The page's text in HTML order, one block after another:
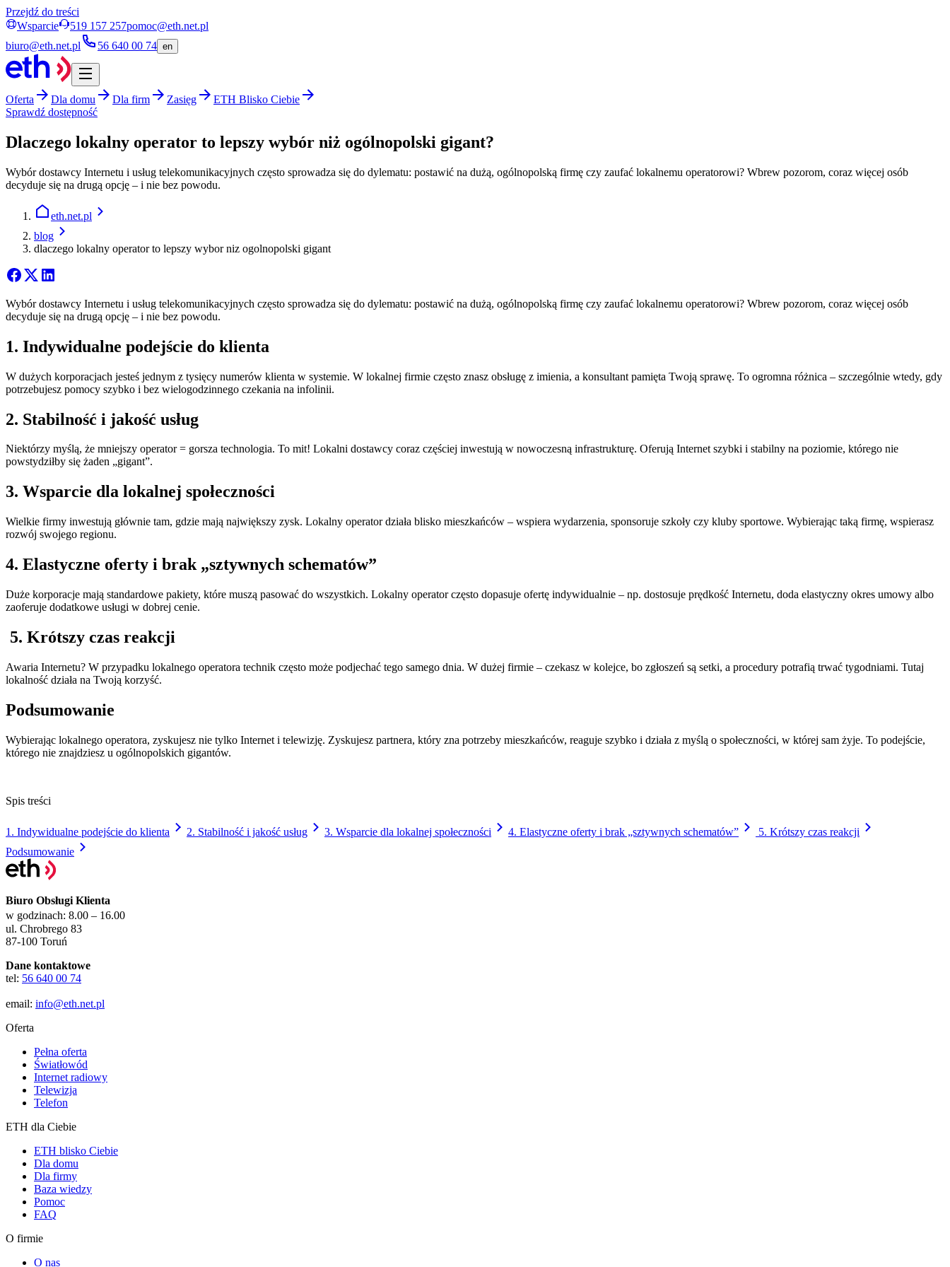
Przejdź do treści
Wsparcie
519 157 257pomoc@eth.net.pl
biuro@eth.net.pl
56 640 00 74 en
Oferta Dla domu Dla firm Zasięg
ETH Blisko Ciebie
Sprawdź dostępność
Dlaczego lokalny operator to lepszy wybór niż ogólnopolski gigant?
Wybór dostawcy Internetu i usług telekomunikacyjnych często sprowadza się do dylematu: postawić na dużą, ogólnopolską firmę czy zaufać lokalnemu operatorowi? Wbrew pozorom, coraz więcej osób
decyduje się na drugą opcję – i nie bez powodu.
eth.net.pl
blog
dlaczego lokalny operator to lepszy wybor niz ogolnopolski gigant
Wybór dostawcy Internetu i usług telekomunikacyjnych często sprowadza się do dylematu: postawić na dużą, ogólnopolską firmę czy zaufać lokalnemu operatorowi? Wbrew pozorom, coraz więcej osób
decyduje się na drugą opcję – i nie bez powodu.
1. Indywidualne podejście do klienta
W dużych korporacjach jesteś jednym z tysięcy numerów klienta w systemie. W lokalnej firmie często znasz obsługę z imienia, a konsultant pamięta Twoją sprawę. To ogromna różnica – szczególnie wtedy, gdy
potrzebujesz pomocy szybko i bez wielogodzinnego czekania na infolinii.
2. Stabilność i jakość usług
Niektórzy myślą, że mniejszy operator = gorsza technologia. To mit! Lokalni dostawcy coraz częściej inwestują w nowoczesną infrastrukturę. Oferują Internet szybki i stabilny na poziomie, którego nie
powstydziłby się żaden „gigant”.
3. Wsparcie dla lokalnej społeczności
Wielkie firmy inwestują głównie tam, gdzie mają największy zysk. Lokalny operator działa blisko mieszkańców – wspiera wydarzenia, sponsoruje szkoły czy kluby sportowe. Wybierając taką firmę, wspierasz
rozwój swojego regionu.
4. Elastyczne oferty i brak „sztywnych schematów”
Duże korporacje mają standardowe pakiety, które muszą pasować do wszystkich. Lokalny operator często dopasuje ofertę indywidualnie – np. dostosuje prędkość Internetu, doda elastyczny okres umowy albo
zaoferuje dodatkowe usługi w dobrej cenie.
5. Krótszy czas reakcji
Awaria Internetu? W przypadku lokalnego operatora technik często może podjechać tego samego dnia. W dużej firmie – czekasz w kolejce, bo zgłoszeń są setki, a procedury potrafią trwać tygodniami. Tutaj
lokalność działa na Twoją korzyść.
Podsumowanie
Wybierając lokalnego operatora, zyskujesz nie tylko Internet i telewizję. Zyskujesz partnera, który zna potrzeby mieszkańców, reaguje szybko i działa z myślą o społeczności, w której sam żyje. To podejście,
którego nie znajdziesz u ogólnopolskich gigantów.
Spis treści
1. Indywidualne podejście do klienta 2. Stabilność i jakość usług 3. Wsparcie dla lokalnej społeczności 4. Elastyczne oferty i brak „sztywnych schematów”
5. Krótszy czas reakcji
Podsumowanie
Biuro Obsługi Klienta
w godzinach: 8.00 – 16.00
ul. Chrobrego 83
87-100 Toruń
Dane kontaktowe
tel: 56 640 00 74
email: info@eth.net.pl
Oferta
Pełna oferta
Światłowód
Internet radiowy
Telewizja
Telefon
ETH dla Ciebie
ETH blisko Ciebie
Dla domu
Dla firmy
Baza wiedzy
Pomoc
FAQ
O firmie
O nas